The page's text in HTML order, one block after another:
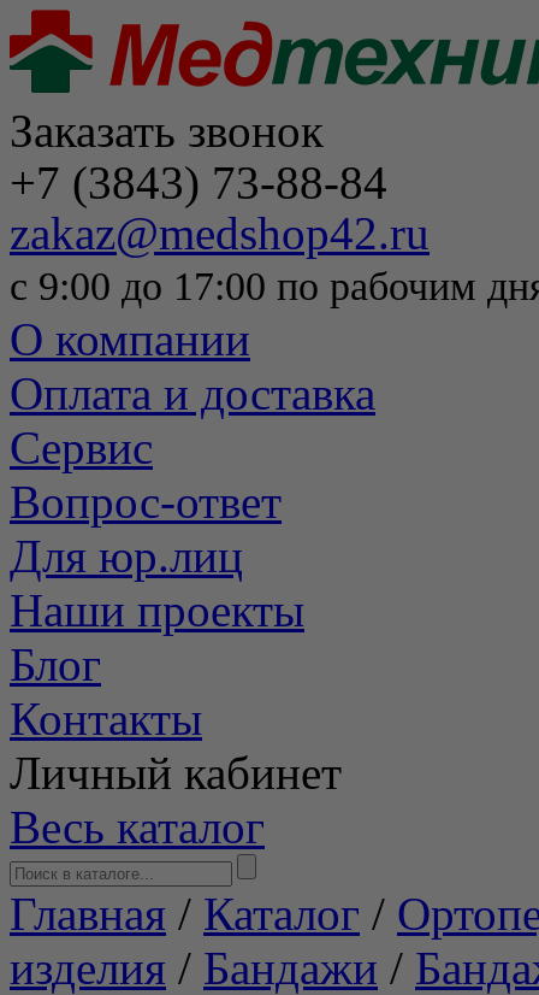
Заказать звонок
+7 (3843) 73-88-84
zakaz@medshop42.ru
с 9:00 до 17:00 по рабочим
О компании
Оплата и доставка
Сервис
Вопрос-ответ
Для юр.лиц
Наши проекты
Блог
Контакты
Личный кабинет
Весь каталог
Главная / Каталог /
изделия / Бандажи /